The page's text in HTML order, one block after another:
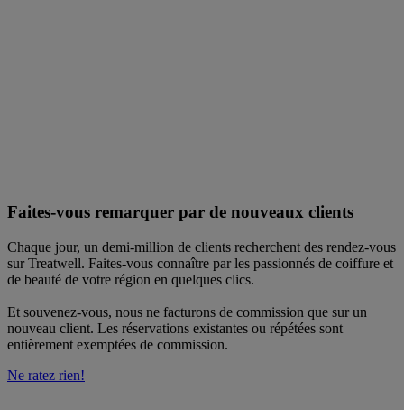
Faites-vous remarquer par de nouveaux clients
Chaque jour, un demi-million de clients recherchent des rendez-vous
sur Treatwell. Faites-vous connaître par les passionnés de coiffure et
de beauté de votre région en quelques clics.
Et souvenez-vous, nous ne facturons de commission que sur un
nouveau client. Les réservations existantes ou répétées sont
entièrement exemptées de commission.
Ne ratez rien!